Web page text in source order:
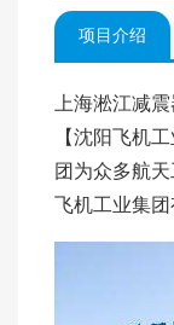
项目介绍
上海淞江减
【沈阳飞机
团为众多航
飞机工业集团